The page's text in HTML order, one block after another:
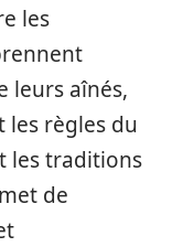
les
leurs aînés,
règles du
les traditions
de